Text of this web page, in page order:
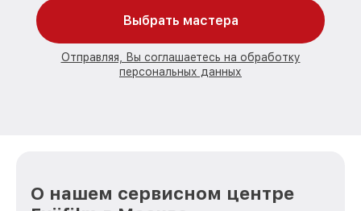
Выбрать мастера
Отправляя, Вы соглашаетесь на обработку
персональных данных
О нашем сервисном центре